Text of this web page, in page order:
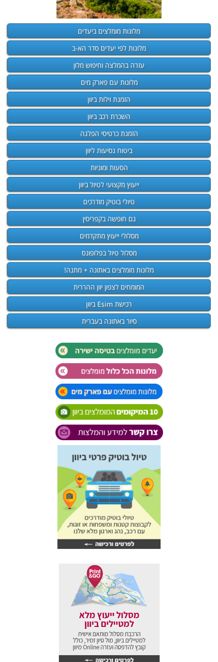
מלונות מומלצים ביעדים
מלונות לפי יעדים סדר הא-ב
עזרה בהמלצה וחיפוש מלון
מלונות עם פארק מים
הזמנת וילות ביוון
השכרת רכב ביוון
הזמנת כרטיסי הפלגה
ביטוח נסיעות ליוון
הסעות ומוניות
ייעוץ מקצועי לטיול ביוון
טיולי בוטיק מודרכים
גם חופשה בקפריסין
מסלולי ייעוץ מתקדמים
מסלול טיול בפלופונס
מלונות מומלצים באתונה + מתנה!
המומחים לצפון יוון ההררית
רכישת Esim ביוון
סיור באתונה בעברית